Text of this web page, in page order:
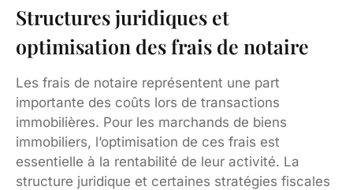
Structures juridiques et
optimisation des frais de notaire
Les frais de notaire représentent une part
importante des coûts lors de transactions
immobilières. Pour les marchands de biens
immobiliers, l’optimisation de ces frais est
essentielle à la rentabilité de leur activité. La
structure juridique et certaines stratégies fiscales